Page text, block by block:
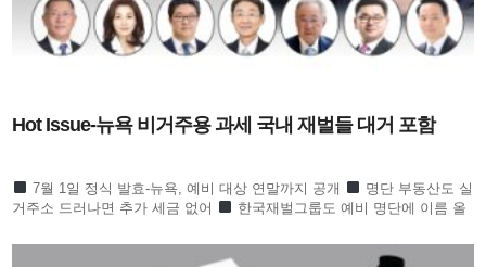
Hot Issue-뉴욕 비거주용 과세 국내 재벌들 대거 포함
7월 1일 정식 발효-뉴욕, 예비 대상 연말까지 공개
명단 부동산도 실
거주소 드러나면 추가 세금 없어
한국재벌그룹도 예비 명단에 이름 올